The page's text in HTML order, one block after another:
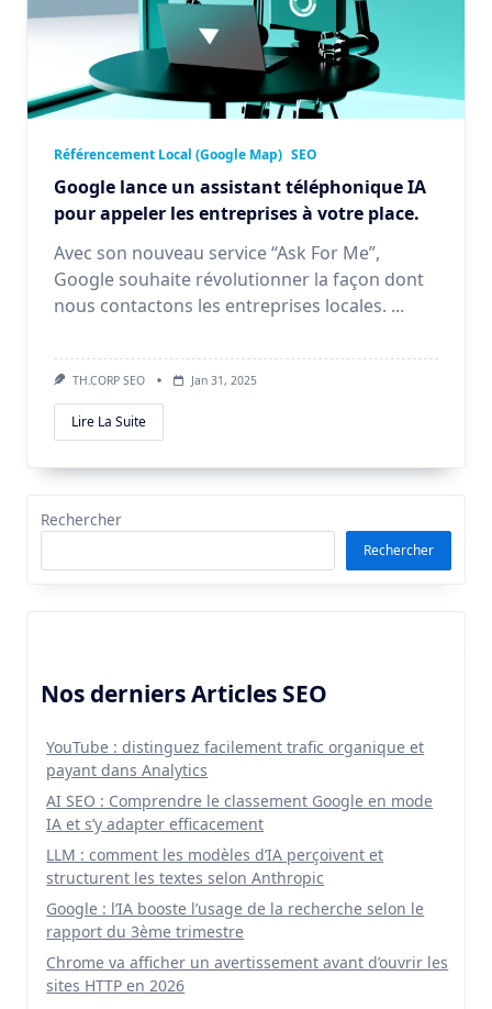
Référencement Local (Google Map) SEO
Google lance un assistant téléphonique IA
pour appeler les entreprises à votre place.
Avec son nouveau service “Ask For Me”,
Google souhaite révolutionner la façon dont
nous contactons les entreprises locales. ...
TH.CORP SEO Jan 31, 2025
Lire La Suite
Rechercher
Rechercher
Nos derniers Articles SEO
YouTube : distinguez facilement trafic organique et
payant dans Analytics
AI SEO : Comprendre le classement Google en mode
IA et s’y adapter efficacement
LLM : comment les modèles d’IA perçoivent et
structurent les textes selon Anthropic
Google : l’IA booste l’usage de la recherche selon le
rapport du 3ème trimestre
Chrome va afficher un avertissement avant d’ouvrir les
sites HTTP en 2026